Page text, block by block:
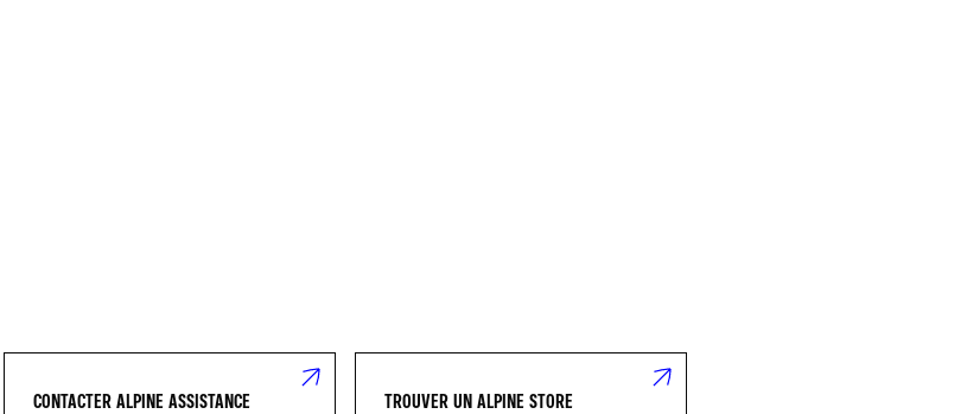
CONTACTER ALPINE ASSISTANCE TROUVER UN ALPINE STORE